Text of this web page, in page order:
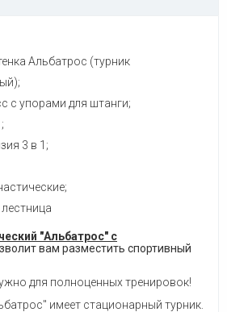
Альбатрос (турник
с упорами для штанги;
3 в 1;
"Альбатрос" с
вам разместить спортивный
для полноценных тренировок!
имеет стационарный турник.